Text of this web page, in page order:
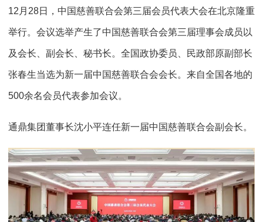
12月28日，中国慈善联合会第三届会员代表大会在北京隆重
举行。会议选举产生了中国慈善联合会第三届理事会成员以
及会长、副会长、秘书长。全国政协委员、民政部原副部长
张春生当选为新一届中国慈善联合会会长。来自全国各地的
500余名会员代表参加会议。
通鼎集团董事长沈小平连任新一届中国慈善联合会副会长。